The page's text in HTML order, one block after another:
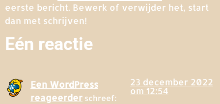
eerste bericht. Bewerk of verwijder het, start
dan met schrijven!
Eén reactie
Een WordPress
reageerder schreef:
23 december 2022
om 12:54